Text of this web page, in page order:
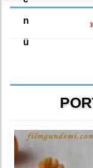
n
ü